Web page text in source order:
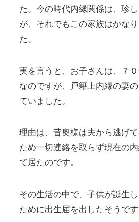
た。今の時代内縁関係は、珍
が、それでもこの家族はかな
た。
実を言うと、お子さんは、７
なのですが、戸籍上内縁の妻
ていました。
理由は、昔奥様は夫から逃げ
ため一切連絡を取らず現在の
て居たのです。
その生活の中で、子供が誕生
ために出生届を出したそうです